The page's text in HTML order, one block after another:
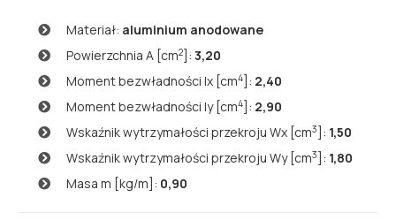
Materiał: aluminium anodowane
Powierzchnia A [cm2 ]:3,20
Moment bezwładności lx [cm4 ]: 2,40
Moment bezwładności ly [cm4 ]: 2,90
Wskaźnik wytrzymałości przekroju Wx [cm3 ]: 1,50
Wskaźnik wytrzymałości przekroju Wy [cm3 ]: 1,80
Masa m [kg/m]: 0,90